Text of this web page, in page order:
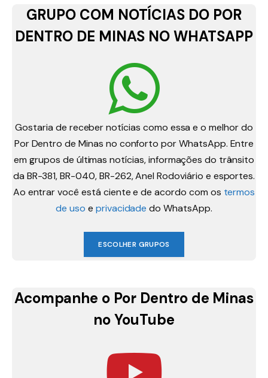
GRUPO COM NOTÍCIAS DO POR
DENTRO DE MINAS NO WHATSAPP
Gostaria de receber notícias como essa e o melhor do
Por Dentro de Minas no conforto por WhatsApp. Entre
em grupos de últimas notícias, informações do trânsito
da BR-381, BR-040, BR-262, Anel Rodoviário e esportes.
Ao entrar você está ciente e de acordo com os termos
de uso e privacidade do WhatsApp.
ESCOLHER GRUPOS
Acompanhe o Por Dentro de Minas
no YouTube